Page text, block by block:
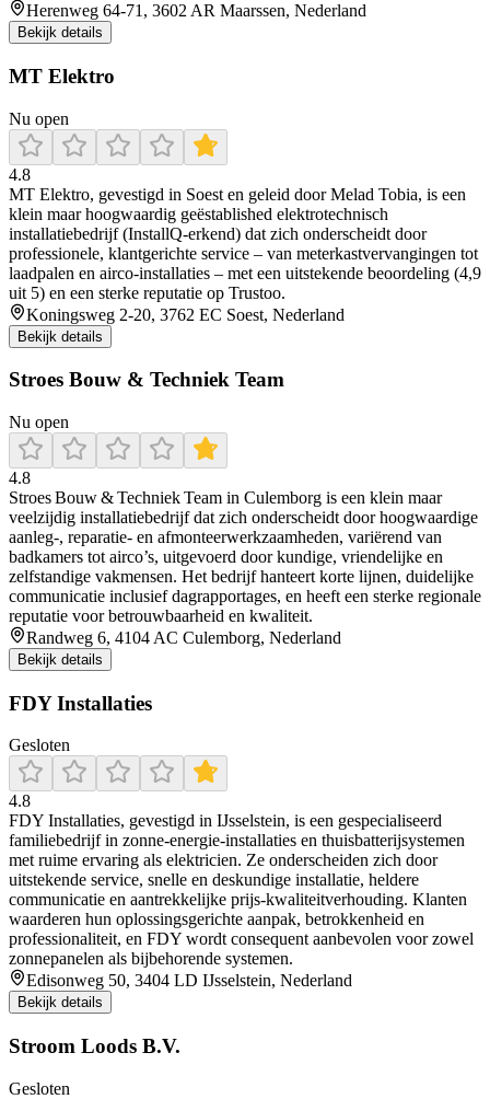
Herenweg 64-71, 3602 AR Maarssen, Nederland
Bekijk details
MT Elektro
Nu open
4.8
MT Elektro, gevestigd in Soest en geleid door Melad Tobia, is een
klein maar hoogwaardig geëstablished elektrotechnisch
installatiebedrijf (InstallQ‑erkend) dat zich onderscheidt door
professionele, klantgerichte service – van meterkastvervangingen tot
laadpalen en airco-installaties – met een uitstekende beoordeling (4,9
uit 5) en een sterke reputatie op Trustoo.
Koningsweg 2-20, 3762 EC Soest, Nederland
Bekijk details
Stroes Bouw & Techniek Team
Nu open
4.8
Stroes Bouw & Techniek Team in Culemborg is een klein maar
veelzijdig installatiebedrijf dat zich onderscheidt door hoogwaardige
aanleg-, reparatie- en afmonteerwerkzaamheden, variërend van
badkamers tot airco’s, uitgevoerd door kundige, vriendelijke en
zelfstandige vakmensen. Het bedrijf hanteert korte lijnen, duidelijke
communicatie inclusief dagrapportages, en heeft een sterke regionale
reputatie voor betrouwbaarheid en kwaliteit.
Randweg 6, 4104 AC Culemborg, Nederland
Bekijk details
FDY Installaties
Gesloten
4.8
FDY Installaties, gevestigd in IJsselstein, is een gespecialiseerd
familiebedrijf in zonne-energie-installaties en thuisbatterijsystemen
met ruime ervaring als elektricien. Ze onderscheiden zich door
uitstekende service, snelle en deskundige installatie, heldere
communicatie en aantrekkelijke prijs-kwaliteitverhouding. Klanten
waarderen hun oplossingsgerichte aanpak, betrokkenheid en
professionaliteit, en FDY wordt consequent aanbevolen voor zowel
zonnepanelen als bijbehorende systemen.
Edisonweg 50, 3404 LD IJsselstein, Nederland
Bekijk details
Stroom Loods B.V.
Gesloten